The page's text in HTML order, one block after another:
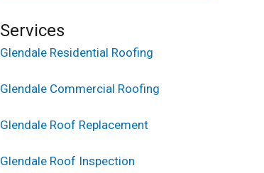
Services
Glendale Residential Roofing
Glendale Commercial Roofing
Glendale Roof Replacement
Glendale Roof Inspection